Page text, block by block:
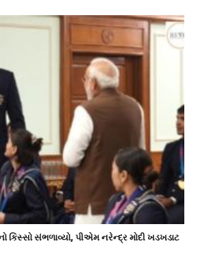
કિસ્સો સંભળાવ્યો, પીએમ નરેન્દ્ર મોદી ખડખડાટ